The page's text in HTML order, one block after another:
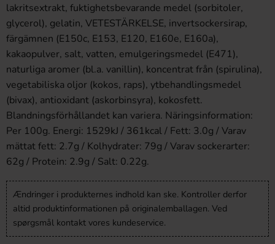
lakritsextrakt, fuktighetsbevarande medel (sorbitoler,
glycerol), gelatin, VETESTÄRKELSE, invertsockersirap,
färgämnen (E150c, E153, E120, E160e, E160a),
kakaopulver, salt, vatten, emulgeringsmedel (E471),
naturliga aromer (bl.a. vanillin), koncentrat från (spirulina),
vegetabiliska oljor (kokos, raps), ytbehandlingsmedel
(bivax), antioxidant (askorbinsyra), kokosfett.
Blandningsförhållandet kan variera. Näringsinformation:
Per 100g. Energi: 1529kJ / 361kcal / Fett: 3.0g / Varav
mättat fett: 2.7g / Kolhydrater: 79g / Varav sockerarter:
62g / Protein: 2.9g / Salt: 0.22g.
Ændringer i produkternes indhold kan ske. Kontroller derfor
altid produktinformationen på originalemballagen. Ved
spørgsmål kontakt vores kundeservice.